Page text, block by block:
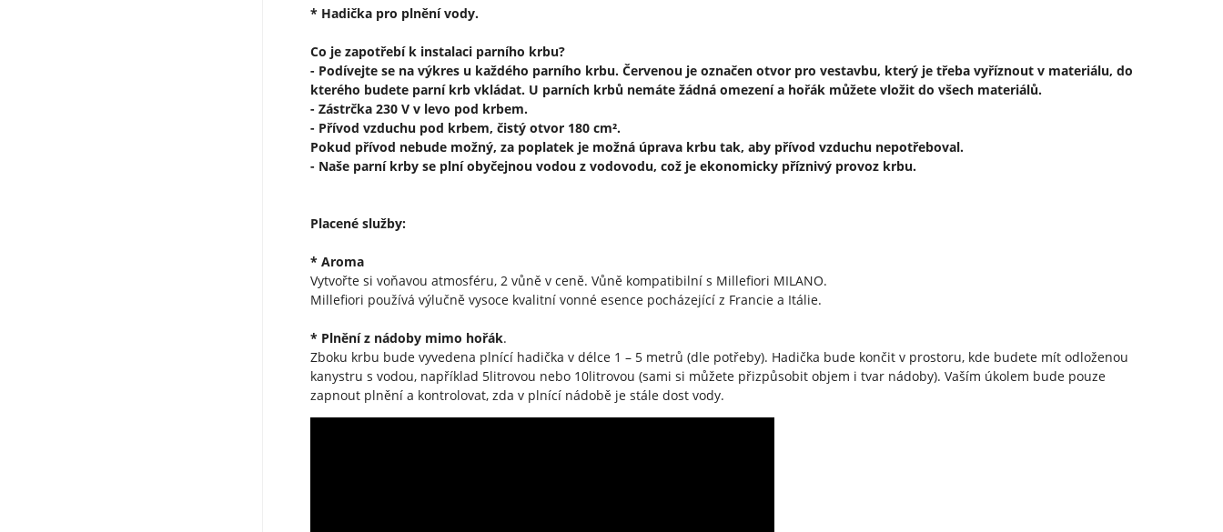
* Hadička pro plnění vody.
Co je zapotřebí k instalaci parního krbu?
- Podívejte se na výkres u každého parního krbu. Červenou je označen otvor pro vestavbu, který je třeba vyříznout v materiálu, do
kterého budete parní krb vkládat. U parních krbů nemáte žádná omezení a hořák můžete vložit do všech materiálů.
- Zástrčka 230 V v levo pod krbem.
- Přívod vzduchu pod krbem, čistý otvor 180 cm².
Pokud přívod nebude možný, za poplatek je možná úprava krbu tak, aby přívod vzduchu nepotřeboval.
- Naše parní krby se plní obyčejnou vodou z vodovodu, což je ekonomicky příznivý provoz krbu.
Placené služby:
* Aroma
Vytvořte si voňavou atmosféru, 2 vůně v ceně. Vůně kompatibilní s Millefiori MILANO.
Millefiori používá výlučně vysoce kvalitní vonné esence pocházející z Francie a Itálie.
* Plnění z nádoby mimo hořák.
Zboku krbu bude vyvedena plnící hadička v délce 1 – 5 metrů (dle potřeby). Hadička bude končit v prostoru, kde budete mít odloženou
kanystru s vodou, například 5litrovou nebo 10litrovou (sami si můžete přizpůsobit objem i tvar nádoby). Vaším úkolem bude pouze
zapnout plnění a kontrolovat, zda v plnící nádobě je stále dost vody.